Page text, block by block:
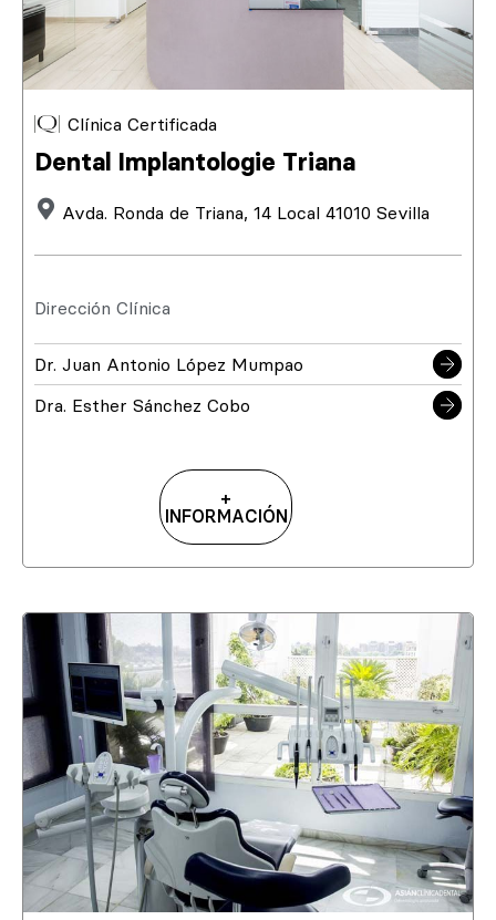
Clínica Certificada
Dental Implantologie Triana
Avda. Ronda de Triana, 14 Local 41010 Sevilla
Dirección Clínica
Dr. Juan Antonio López Mumpao
Dra. Esther Sánchez Cobo
+
INFORMACIÓN